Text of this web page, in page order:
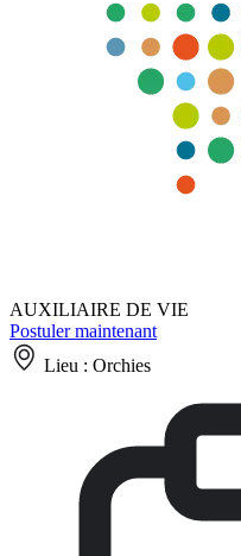
AUXILIAIRE DE VIE
Postuler maintenant
Lieu : Orchies